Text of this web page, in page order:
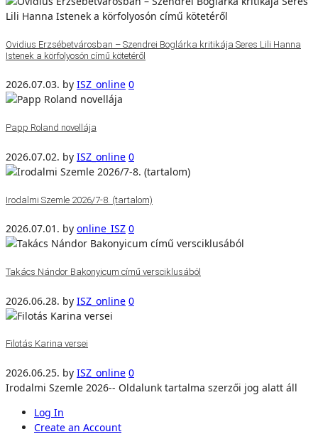
Ovidius Erzsébetvárosban – Szendrei Boglárka kritikája Seres Lili Hanna
Istenek a körfolyosón című kötetéről
2026.07.03. by ISZ_online 0
Papp Roland novellája
2026.07.02. by ISZ_online 0
Irodalmi Szemle 2026/7-8. (tartalom)
2026.07.01. by online_ISZ 0
Takács Nándor Bakonyicum című versciklusából
2026.06.28. by ISZ_online 0
Filotás Karina versei
2026.06.25. by ISZ_online 0
Irodalmi Szemle 2026-- Oldalunk tartalma szerzői jog alatt áll
Log In
Create an Account